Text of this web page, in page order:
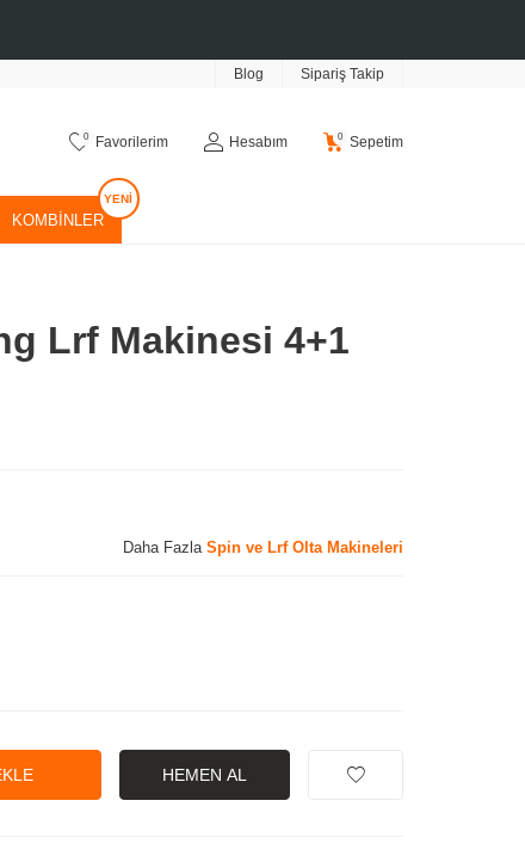
Blog Sipariş Takip
0 Favorilerim Hesabım 0 Sepetim
KOMBINLER
Lrf Makinesi 4+1
Daha Fazla Spin ve Lrf Olta Makineleri
HEMEN AL